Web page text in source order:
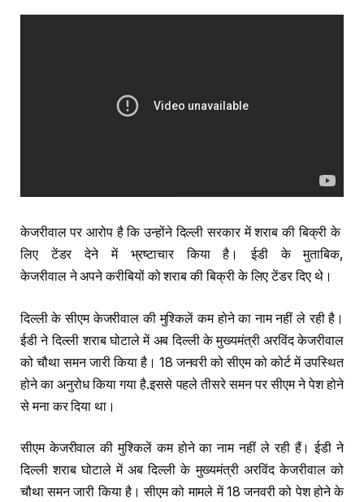
केजरीवाल पर आरोप है कि उन्होंने दिल्ली सरकार में शराब की बिक्री के
लिए टेंडर देने में भ्रष्टाचार किया है। ईडी के मुताबिक,
केजरीवाल ने अपने करीबियों को शराब की बिक्री के लिए टेंडर दिए थे।
दिल्ली के सीएम केजरीवाल की मुश्किलें कम होने का नाम नहीं ले रही है।
ईडी ने दिल्ली शराब घोटाले में अब दिल्ली के मुख्यमंत्री अरविंद केजरीवाल
को चौथा समन जारी किया है। 18 जनवरी को सीएम को कोर्ट में उपस्थित
होने का अनुरोध किया गया है.इससे पहले तीसरे समन पर सीएम ने पेश होने
से मना कर दिया था।
सीएम केजरीवाल की मुश्किलें कम होने का नाम नहीं ले रही हैं। ईडी ने
दिल्ली शराब घोटाले में अब दिल्ली के मुख्यमंत्री अरविंद केजरीवाल को
चौथा समन जारी किया है। सीएम को मामले में 18 जनवरी को पेश होने के